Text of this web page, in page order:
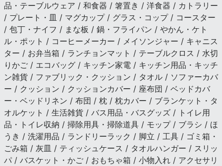
品・テーブルウェア / 和食器 / 箸置き / 洋食器 / カトラリー
/ プレート・皿 / マグカップ / グラス・コップ / コースター
/ 包丁・ナイフ / まな板 / 鍋・フライパン / やかん・ケト
ル・ポット / コーヒーメーカー / メイソンジャー / キャニス
ター / お弁当箱 / ランチョンマット / テーブルクロス / 水切
りかご / エコバッグ / キッチン家電 / キッチン用品・キッチ
ン雑貨 / ファブリック・クッション / タオル / ソファーカバ
ー / クッション / クッションカバー / 座布団 / ベッドカバ
ー・ベッドリネン / 布団 / 枕 / 枕カバー / ブランケット・タ
オルケット / 生活雑貨 / バス用品・バスグッズ / トイレ用
品・トイレ収納 / 掃除用具・掃除道具 / モップ / ブラシ / ほ
うき / 洗濯用品 / ランドリーラック / 脚立 / 工具 / ゴミ箱・
ごみ箱 / 灰皿 / ティッシュケース / タオルハンガー / スリッ
パ / バスケット・かご / おもちゃ箱 / 小物入れ / アクセサリ